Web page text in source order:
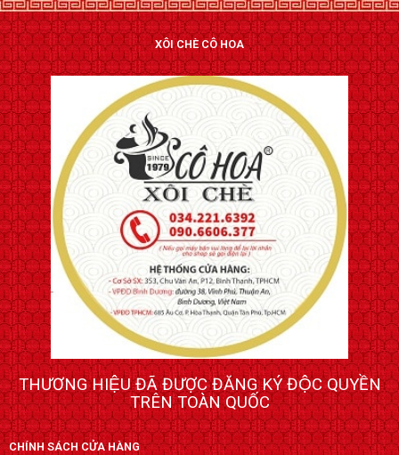
XÔI CHÈ CÔ HOA
THƯƠNG HIỆU ĐÃ ĐƯỢC ĐĂNG KÝ ĐỘC QUYỀN
TRÊN TOÀN QUỐC
CHÍNH SÁCH CỬA HÀNG